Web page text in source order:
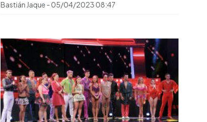
Bastián Jaque - 05/04/2023 08:47